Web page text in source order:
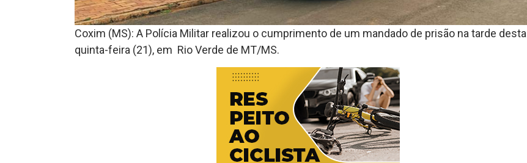
Coxim (MS): A Polícia Militar realizou o cumprimento de um mandado de prisão na tarde desta
quinta-feira (21), em Rio Verde de MT/MS.